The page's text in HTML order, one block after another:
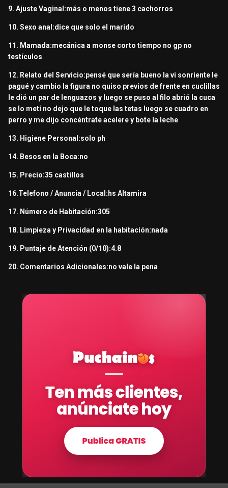
9. Ajuste Vaginal:más o menos tiene 3 cachorros
10. Sexo anal:dice que solo el marido
11. Mamada:mecánica a monse corto tiempo no gp no
testículos
12. Relato del Servicio:pensé que sería bueno la vi sonriente le
pagué y cambio la figura no quiso previos de frente en cuclillas
le dió un par de lenguazos y luego se puso al filo abrió la cuca
se lo metí no dejo que le toque las tetas luego se cuadro en
perro y me dijo concéntrate acelere y bote la leche
13. Higiene Personal:solo ph
14. Besos en la Boca:no
15. Precio:35 castillos
16.Telefono / Anuncia / Local:hs Altamira
17. Número de Habitación:305
18. Limpieza y Privacidad en la habitación:nada
19. Puntaje de Atención (0/10):4.8
20. Comentarios Adicionales:no vale la pena